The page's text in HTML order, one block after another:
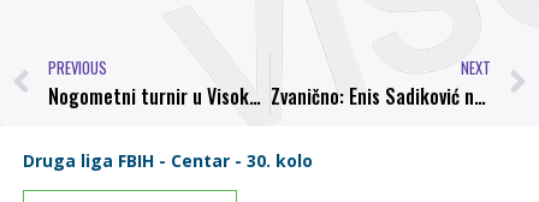
PREVIOUS
Nogometni turnir u Visokom
NEXT
Zvanično: Enis Sadiković novi član Bosne